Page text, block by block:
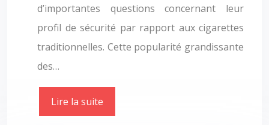
d’importantes questions concernant leur
profil de sécurité par rapport aux cigarettes
traditionnelles. Cette popularité grandissante
des…
Lire la suite